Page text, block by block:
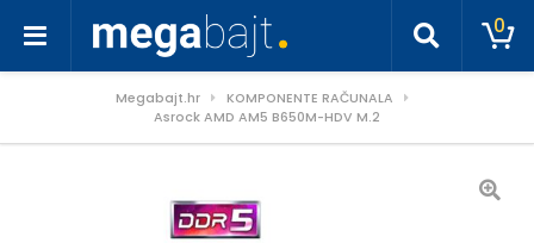
0
Megabajt.hr
KOMPONENTE RAČUNALA
Asrock AMD AM5 B650M-HDV M.2